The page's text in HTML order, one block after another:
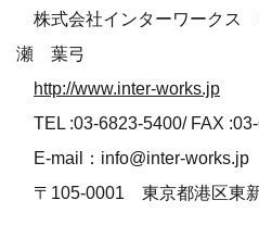
株式会社インターワークス
瀬 葉弓
http://www.inter-works.jp
TEL :03-6823-5400/ FAX
E-mail：info@inter-works.jp
〒105-0001 東京都港区東